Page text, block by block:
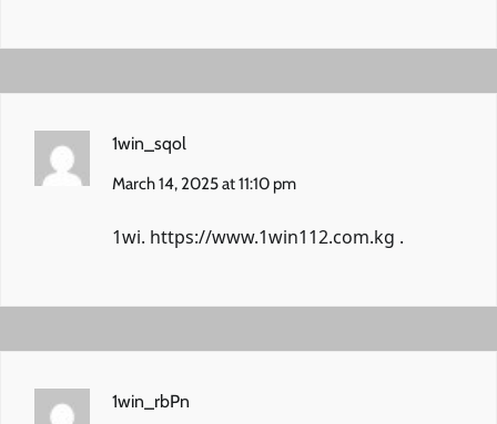
1win_sqol
March 14, 2025 at 11:10 pm
1wi. https://www.1win112.com.kg .
1win_rbPn